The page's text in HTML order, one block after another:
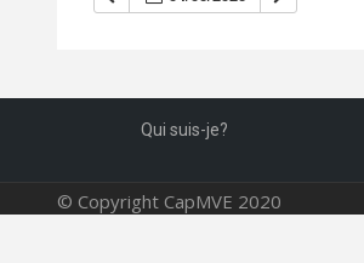
Qui suis-je?
© Copyright CapMVE 2020